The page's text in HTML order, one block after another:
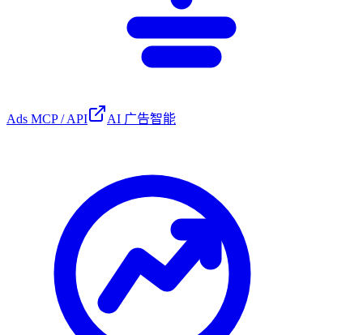
Ads MCP / API AI 广告智能